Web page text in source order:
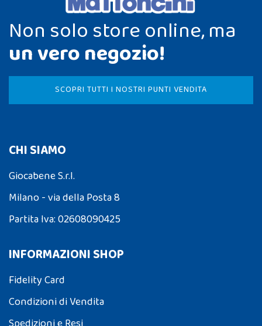
Non solo store online, ma
un vero negozio!
SCOPRI TUTTI I NOSTRI PUNTI VENDITA
CHI SIAMO
Giocabene S.r.l.
Milano - via della Posta 8
Partita Iva: 02608090425
INFORMAZIONI SHOP
Fidelity Card
Condizioni di Vendita